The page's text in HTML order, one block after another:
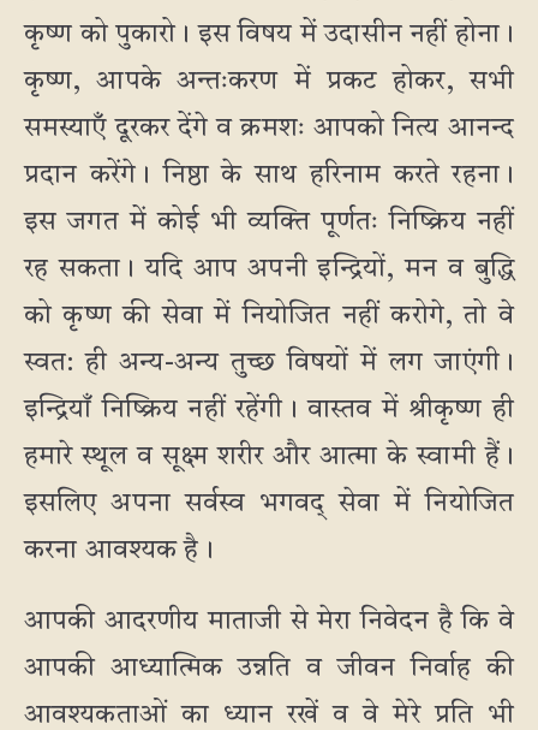
कृष्ण को पुकारो। इस विषय में उदासीन नहीं होना।
कृष्ण, आपके अन्तःकरण में प्रकट होकर, सभी
समस्याएँ दूरकर देंगे व क्रमशः आपको नित्य आनन्द
प्रदान करेंगे। निष्ठा के साथ हरिनाम करते रहना।
इस जगत में कोई भी व्यक्ति पूर्णतः निष्क्रिय नहीं
रह सकता। यदि आप अपनी इन्द्रियों, मन व बुद्धि
को कृष्ण की सेवा में नियोजित नहीं करोगे, तो वे
स्वत: ही अन्य-अन्य तुच्छ विषयों में लग जाएंगी।
इन्द्रियाँ निष्क्रिय नहीं रहेंगी। वास्तव में श्रीकृष्ण ही
हमारे स्थूल व सूक्ष्म शरीर और आत्मा के स्वामी हैं।
इसलिए अपना सर्वस्व भगवद् सेवा में नियोजित
करना आवश्यक है।
आपकी आदरणीय माताजी से मेरा निवेदन है कि वे
आपकी आध्यात्मिक उन्नति व जीवन निर्वाह की
आवश्यकताओं का ध्यान रखें व वे मेरे प्रति भी